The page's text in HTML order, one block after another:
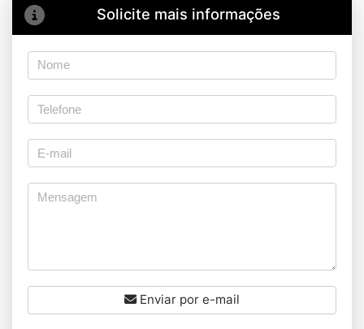
Solicite mais informações
Enviar por e-mail